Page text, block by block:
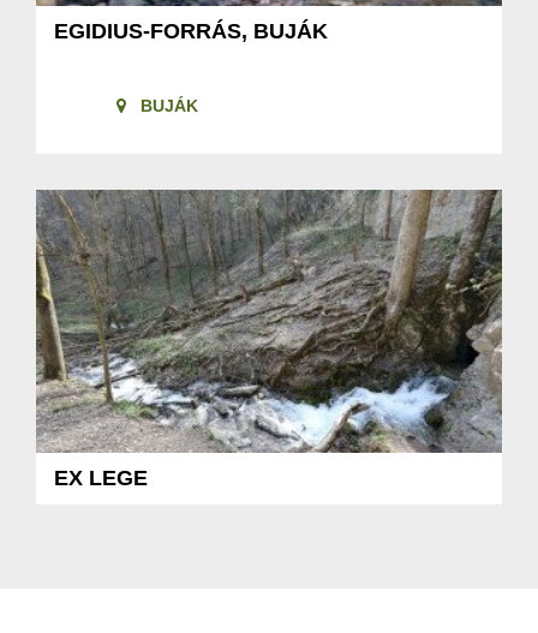
EGIDIUS-FORRÁS, BUJÁK
BUJÁK
EX LEGE